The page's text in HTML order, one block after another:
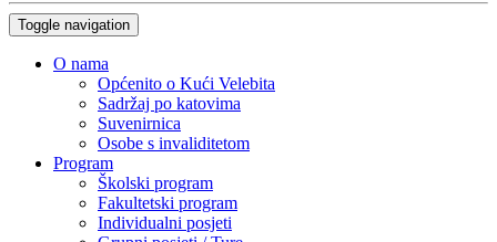
Toggle navigation
O nama
Općenito o Kući Velebita
Sadržaj po katovima
Suvenirnica
Osobe s invaliditetom
Program
Školski program
Fakultetski program
Individualni posjeti